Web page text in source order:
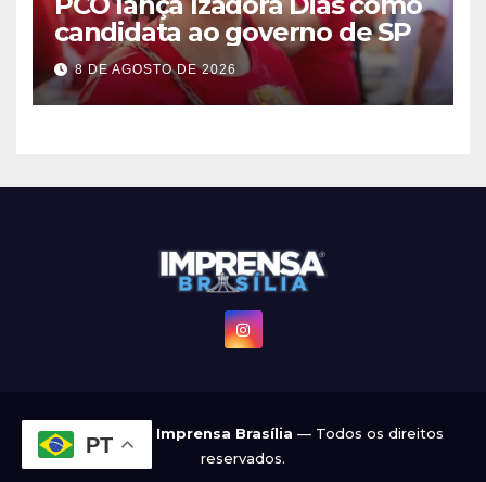
candidata ao governo de SP
8 DE AGOSTO DE 2026
© 2022 - 2026 Imprensa Brasília — Todos os direitos
reservados.
PT